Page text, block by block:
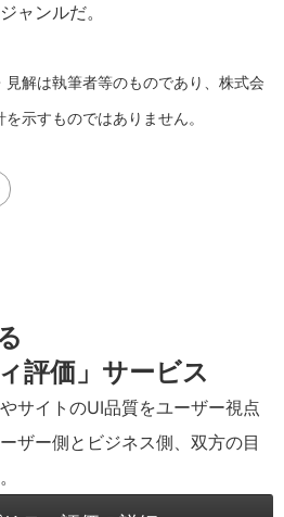
ャンルだ。
解は執筆者等のものであり、株式会
示すものではありません。
評価」サービス
サイトのUI品質をユーザー視点
ザー側とビジネス側、双方の目